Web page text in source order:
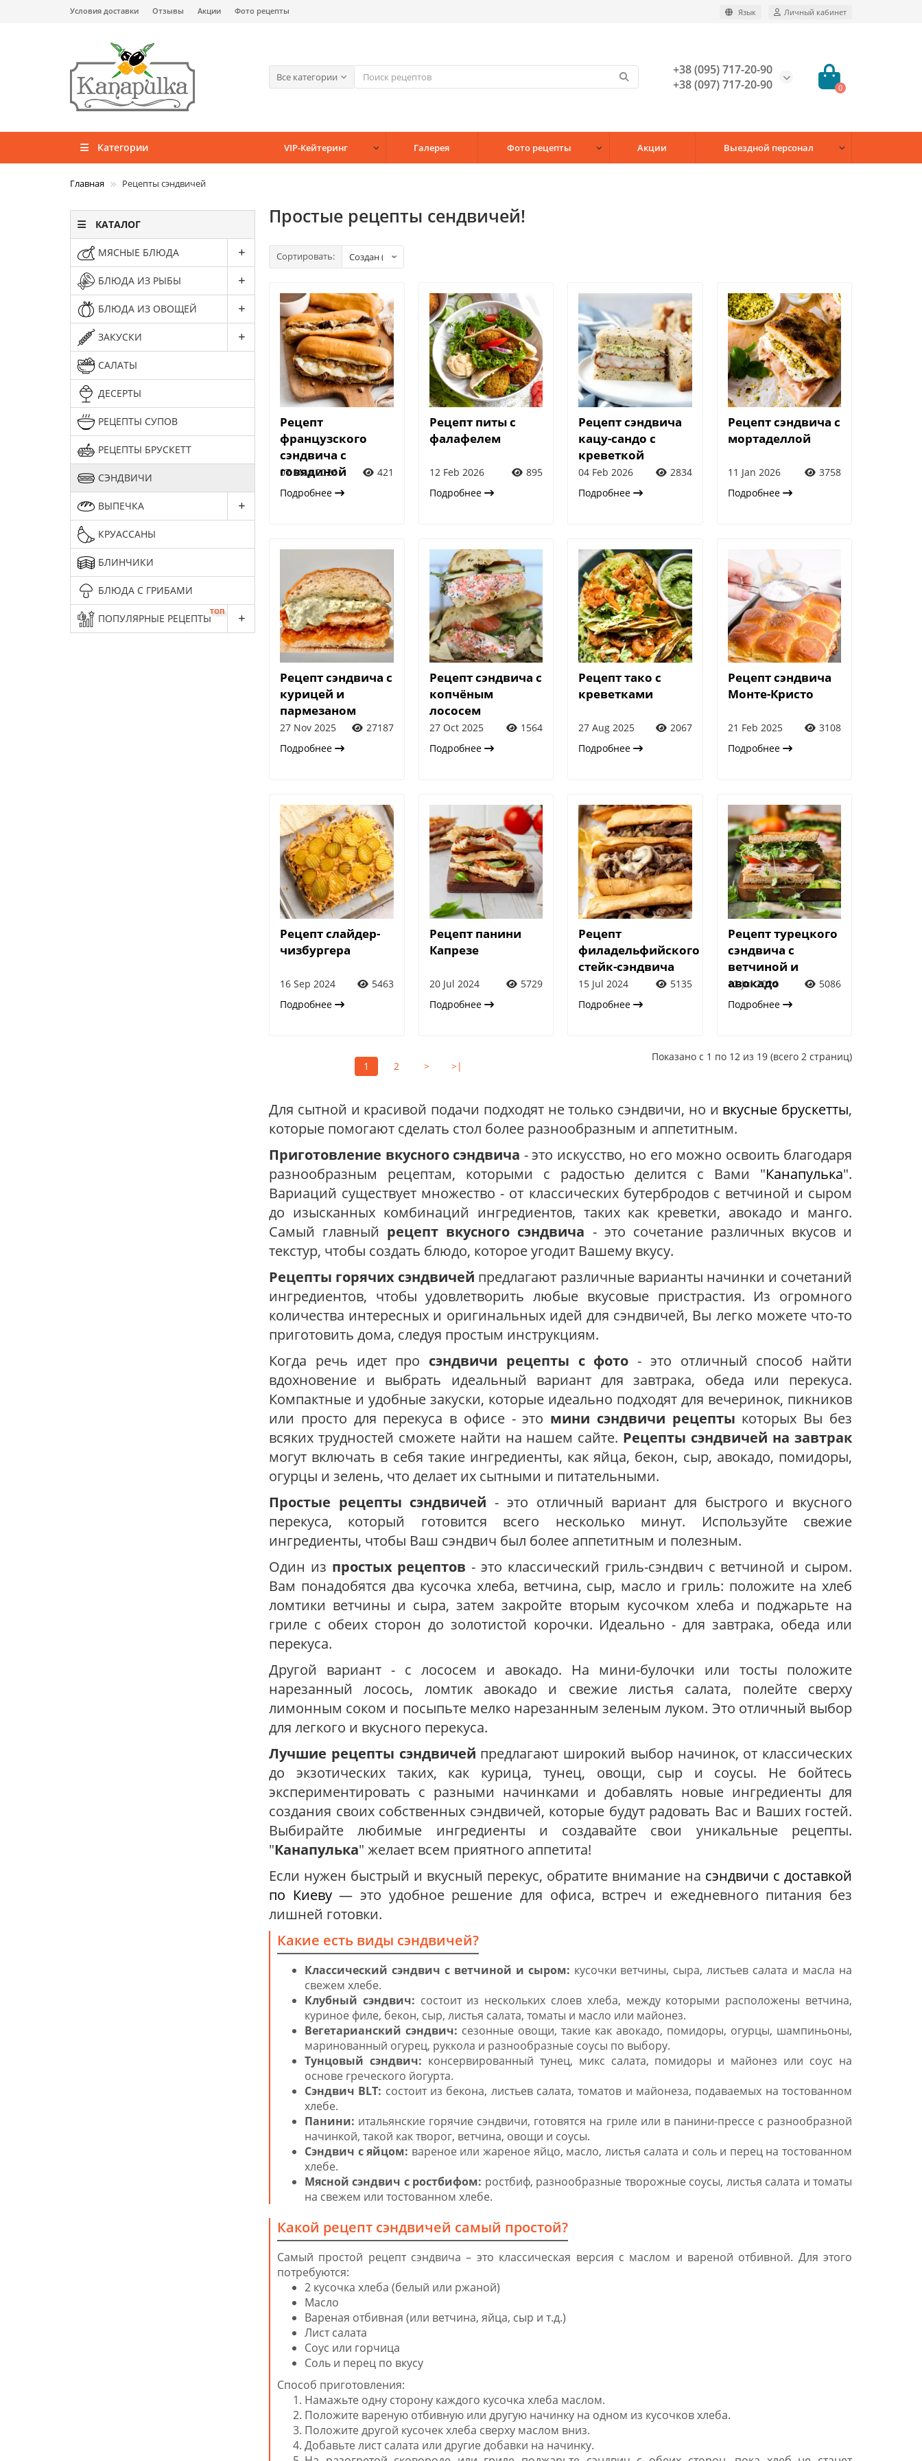
Условия доставки Отзывы Акции Фото рецепты Язык Личный кабинет
Все категории
+38 (095) 717-20-90
+38 (097) 717-20-90
0
Категории VIP-Кейтеринг Галерея Фото рецепты Акции Выездной персонал
Главная Рецепты сэндвичей
КАТАЛОГ
МЯСНЫЕ БЛЮДА
БЛЮДА ИЗ РЫБЫ
БЛЮДА ИЗ ОВОЩЕЙ
ЗАКУСКИ
САЛАТЫ
ДЕСЕРТЫ
РЕЦЕПТЫ СУПОВ
РЕЦЕПТЫ БРУСКЕТТ
СЭНДВИЧИ
ВЫПЕЧКА
КРУАССАНЫ
БЛИНЧИКИ
БЛЮДА С ГРИБАМИ
ПОПУЛЯРНЫЕ РЕЦЕПТЫ
ТОП
Простые рецепты сендвичей!
Сортировать:
Рецепт
французского
сэндвича с
говядиной
07 May 2026
421
Подробнее
Рецепт питы с
фалафелем
12 Feb 2026
895
Подробнее
Рецепт сэндвича
кацу-сандо с
креветкой
04 Feb 2026
2834
Подробнее
Рецепт сэндвича с
мортаделлой
11 Jan 2026
3758
Подробнее
Рецепт сэндвича с
курицей и
пармезаном
27 Nov 2025
27187
Подробнее
Рецепт сэндвича с
копчёным
лососем
27 Oct 2025
1564
Подробнее
Рецепт тако с
креветками
27 Aug 2025
2067
Подробнее
Рецепт сэндвича
Монте-Кристо
21 Feb 2025
3108
Подробнее
Рецепт слайдер-
чизбургера
16 Sep 2024
5463
Подробнее
Рецепт панини
Капрезе
20 Jul 2024
5729
Подробнее
Рецепт
филадельфийского
стейк-сэндвича
15 Jul 2024
5135
Подробнее
Рецепт турецкого
сэндвича с
ветчиной и
авокадо
12 Jul 2024
5086
Подробнее
1 2 > >|
Показано с 1 по 12 из 19 (всего 2 страниц)
Для сытной и красивой подачи подходят не только сэндвичи, но и вкусные брускетты,
которые помогают сделать стол более разнообразным и аппетитным.
Приготовление вкусного сэндвича - это искусство, но его можно освоить благодаря
разнообразным рецептам, которыми с радостью делится с Вами "Канапулька".
Вариаций существует множество - от классических бутербродов с ветчиной и сыром
до изысканных комбинаций ингредиентов, таких как креветки, авокадо и манго.
Самый главный рецепт вкусного сэндвича - это сочетание различных вкусов и
текстур, чтобы создать блюдо, которое угодит Вашему вкусу.
Рецепты горячих сэндвичей предлагают различные варианты начинки и сочетаний
ингредиентов, чтобы удовлетворить любые вкусовые пристрастия. Из огромного
количества интересных и оригинальных идей для сэндвичей, Вы легко можете что-то
приготовить дома, следуя простым инструкциям.
Когда речь идет про сэндвичи рецепты с фото - это отличный способ найти
вдохновение и выбрать идеальный вариант для завтрака, обеда или перекуса.
Компактные и удобные закуски, которые идеально подходят для вечеринок, пикников
или просто для перекуса в офисе - это мини сэндвичи рецепты которых Вы без
всяких трудностей сможете найти на нашем сайте. Рецепты сэндвичей на завтрак
могут включать в себя такие ингредиенты, как яйца, бекон, сыр, авокадо, помидоры,
огурцы и зелень, что делает их сытными и питательными.
Простые рецепты сэндвичей - это отличный вариант для быстрого и вкусного
перекуса, который готовится всего несколько минут. Используйте свежие
ингредиенты, чтобы Ваш сэндвич был более аппетитным и полезным.
Один из простых рецептов - это классический гриль-сэндвич с ветчиной и сыром.
Вам понадобятся два кусочка хлеба, ветчина, сыр, масло и гриль: положите на хлеб
ломтики ветчины и сыра, затем закройте вторым кусочком хлеба и поджарьте на
гриле с обеих сторон до золотистой корочки. Идеально - для завтрака, обеда или
перекуса.
Другой вариант - с лососем и авокадо. На мини-булочки или тосты положите
нарезанный лосось, ломтик авокадо и свежие листья салата, полейте сверху
лимонным соком и посыпьте мелко нарезанным зеленым луком. Это отличный выбор
для легкого и вкусного перекуса.
Лучшие рецепты сэндвичей предлагают широкий выбор начинок, от классических
до экзотических таких, как курица, тунец, овощи, сыр и соусы. Не бойтесь
экспериментировать с разными начинками и добавлять новые ингредиенты для
создания своих собственных сэндвичей, которые будут радовать Вас и Ваших гостей.
Выбирайте любимые ингредиенты и создавайте свои уникальные рецепты.
"Канапулька" желает всем приятного аппетита!
Если нужен быстрый и вкусный перекус, обратите внимание на сэндвичи с доставкой
по Киеву— это удобное решение для офиса, встреч и ежедневного питания без
лишней готовки.
Какие есть виды сэндвичей?
Классический сэндвич с ветчиной и сыром: кусочки ветчины, сыра, листьев салата и масла на
свежем хлебе.
Клубный сэндвич: состоит из нескольких слоев хлеба, между которыми расположены ветчина,
куриное филе, бекон, сыр, листья салата, томаты и масло или майонез.
Вегетарианский сэндвич: сезонные овощи, такие как авокадо, помидоры, огурцы, шампиньоны,
маринованный огурец, руккола и разнообразные соусы по выбору.
Тунцовый сэндвич: консервированный тунец, микс салата, помидоры и майонез или соус на
основе греческого йогурта.
Сэндвич BLT: состоит из бекона, листьев салата, томатов и майонеза, подаваемых на тостованном
хлебе.
Панини: итальянские горячие сэндвичи, готовятся на гриле или в панини-прессе с разнообразной
начинкой, такой как творог, ветчина, овощи и соусы.
Сэндвич с яйцом: вареное или жареное яйцо, масло, листья салата и соль и перец на тостованном
хлебе.
Мясной сэндвич с ростбифом: ростбиф, разнообразные творожные соусы, листья салата и томаты
на свежем или тостованном хлебе.
Какой рецепт сэндвичей самый простой?
Самый простой рецепт сэндвича – это классическая версия с маслом и вареной отбивной. Для этого
потребуются:
2 кусочка хлеба (белый или ржаной)
Масло
Вареная отбивная (или ветчина, яйца, сыр и т.д.)
Лист салата
Соус или горчица
Соль и перец по вкусу
Способ приготовления:
Намажьте одну сторону каждого кусочка хлеба маслом.
Положите вареную отбивную или другую начинку на одном из кусочков хлеба.
Положите другой кусочек хлеба сверху маслом вниз.
Добавьте лист салата или другие добавки на начинку.